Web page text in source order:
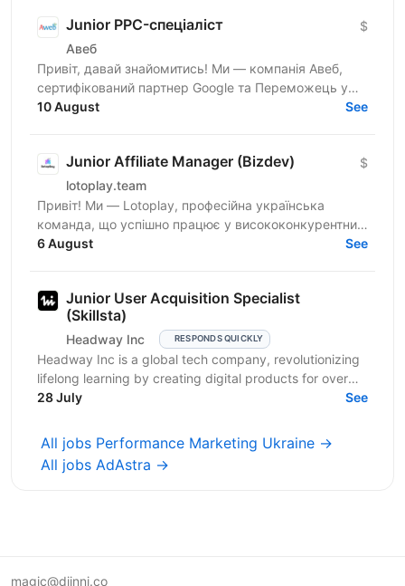
Junior PPC-спеціаліст
Авеб
$
Привіт, давай знайомитись! Ми — компанія Авеб,
сертифікований партнер Google та Переможець у
номінації Search Innovation Google Premier Partner
10 August See
Junior Affiliate Manager (Bizdev)
lotoplay.team
$
Привіт! Ми — Lotoplay, професійна українська
команда, що успішно працює у висококонкурентних
нішах. Ми нерозривно пов’язані з affiliate
6 August See
Junior User Acquisition Specialist
(Skillsta)
Headway Inc RESPONDS QUICKLY
Headway Inc is a global tech company, revolutionizing
lifelong learning by creating digital products for over
150 million users worldwide. Our mission is to...
28 July See
All jobs Performance Marketing Ukraine →
All jobs AdAstra →
magic@djinni.co